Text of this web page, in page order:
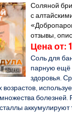
Соляной
с
отзывы,
Цена от:
Соль для
парную ещё
здоровья.
болезней.
аккумулируют